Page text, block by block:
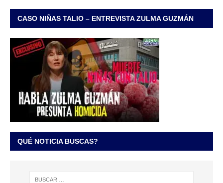
CASO NIÑAS TALIO – ENTREVISTA ZULMA GUZMÁN
QUÉ NOTICIA BUSCAS?